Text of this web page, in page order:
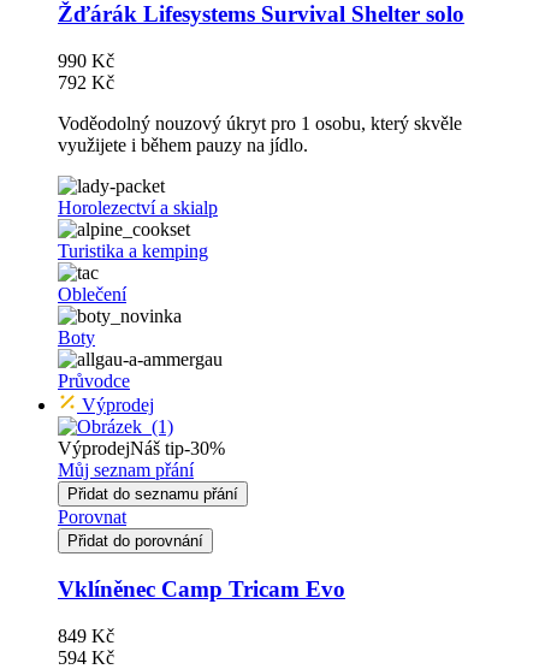
Žďárák Lifesystems Survival Shelter solo
990 Kč
792 Kč
Voděodolný nouzový úkryt pro 1 osobu, který skvěle
využijete i během pauzy na jídlo.
Horolezectví a skialp
Turistika a kemping
Oblečení
Boty
Průvodce
Výprodej
VýprodejNáš tip-30%
Můj seznam přání
Přidat do seznamu přání
Porovnat
Přidat do porovnání
Vklíněnec Camp Tricam Evo
849 Kč
594 Kč